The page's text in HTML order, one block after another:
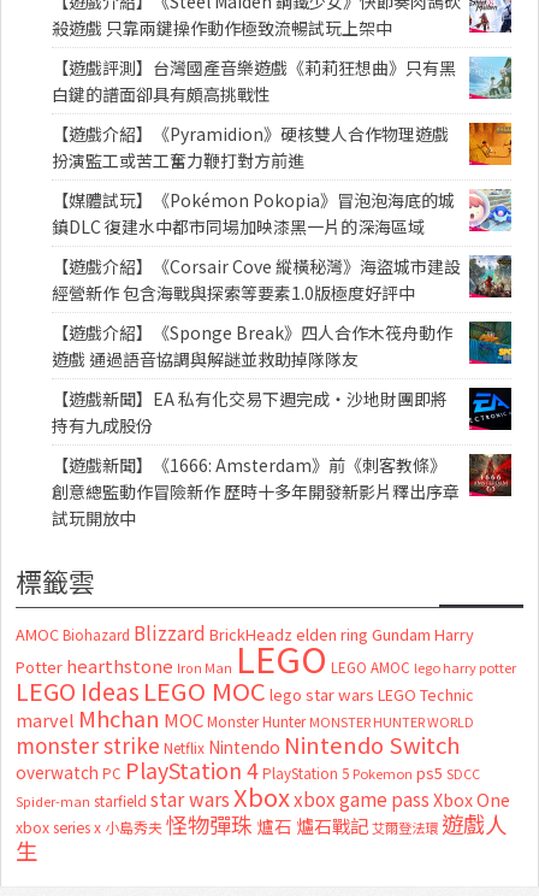
殺遊戲 只靠兩鍵操作動作極致流暢試玩上架中
【遊戲評測】台灣國產音樂遊戲《莉莉狂想曲》只有黑
白鍵的譜面卻具有頗高挑戰性
【遊戲介紹】《Pyramidion》硬核雙人合作物理遊戲
扮演監工或苦工奮力鞭打對方前進
【媒體試玩】《Pokémon Pokopia》冒泡泡海底的城
鎮DLC 復建水中都市同場加映漆黑一片的深海區域
【遊戲介紹】《Corsair Cove 縱橫秘灣》海盜城市建設
經營新作 包含海戰與探索等要素1.0版極度好評中
【遊戲介紹】《Sponge Break》四人合作木筏舟動作
遊戲 通過語音協調與解謎並救助掉隊隊友
【遊戲新聞】EA 私有化交易下週完成・沙地財團即將
持有九成股份
【遊戲新聞】《1666: Amsterdam》前《刺客教條》
創意總監動作冒險新作 歷時十多年開發新影片釋出序章
試玩開放中
標籤雲
AMOC Biohazard Blizzard BrickHeadz elden ring Gundam Harry
Potter hearthstone Iron Man LEGO LEGO AMOC lego harry potter
LEGO Ideas LEGO MOC lego star wars LEGO Technic
marvel Mhchan MOC Monster Hunter MONSTER HUNTER WORLD
monster strike Netflix Nintendo Nintendo Switch
overwatch PC PlayStation 4 PlayStation 5 Pokemon ps5 SDCC
Spider-man starfield star warsXboxxbox game passXbox One
xbox series x 小島秀夫怪物彈珠 爐石 爐石戰記艾爾登法環 遊戲人
生